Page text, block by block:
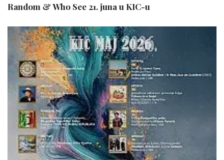
Random & Who See 21. juna u KIC-u